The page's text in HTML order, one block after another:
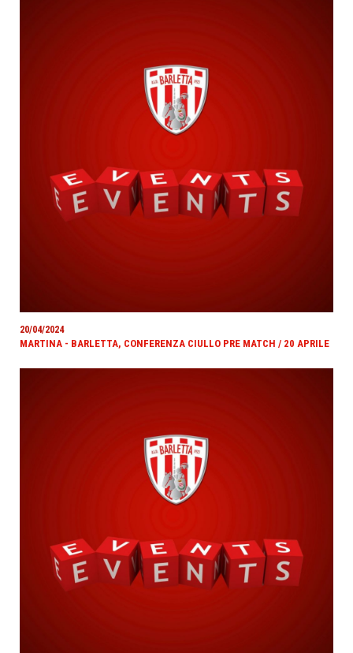
20/04/2024
MARTINA - BARLETTA, CONFERENZA CIULLO PRE MATCH / 20 APRILE